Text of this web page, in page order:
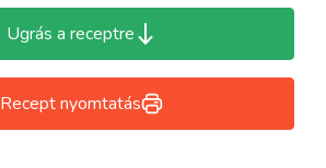
Ugrás a receptre
Recept nyomtatás